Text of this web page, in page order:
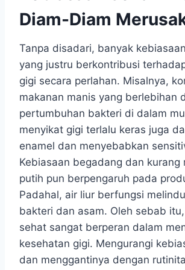
Diam-Diam
Tanpa disadari, banyak
yang justru berkontribusi
gigi secara perlahan. Misalnya,
makanan manis yang berlebihan
pertumbuhan bakteri di dalam
menyikat gigi terlalu keras juga
enamel dan menyebabkan
Kebiasaan begadang dan kurang
putih pun berpengaruh pada
Padahal, air liur berfungsi
bakteri dan asam. Oleh sebab
sehat sangat berperan dalam
kesehatan gigi. Mengurangi
dan menggantinya dengan